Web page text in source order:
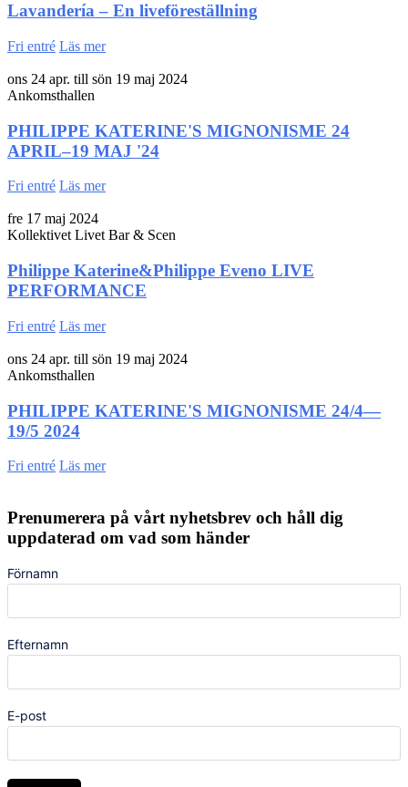
Lavandería – En liveföreställning
Fri entré Läs mer
ons 24 apr. till sön 19 maj 2024
Ankomsthallen
PHILIPPE KATERINE'S MIGNONISME 24
APRIL–19 MAJ '24
Fri entré Läs mer
fre 17 maj 2024
Kollektivet Livet Bar & Scen
Philippe Katerine&Philippe Eveno LIVE
PERFORMANCE
Fri entré Läs mer
ons 24 apr. till sön 19 maj 2024
Ankomsthallen
PHILIPPE KATERINE'S MIGNONISME 24/4—
19/5 2024
Fri entré Läs mer
Prenumerera på vårt nyhetsbrev och håll dig
uppdaterad om vad som händer
Förnamn
Efternamn
E-post